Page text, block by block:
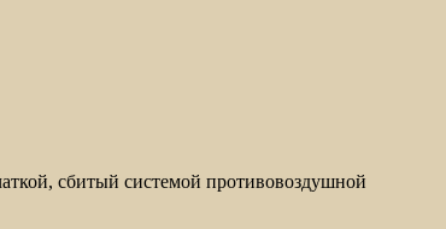
сбитый системой противовоздушной